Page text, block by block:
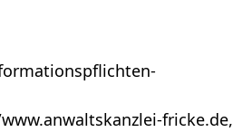
fricke.de,